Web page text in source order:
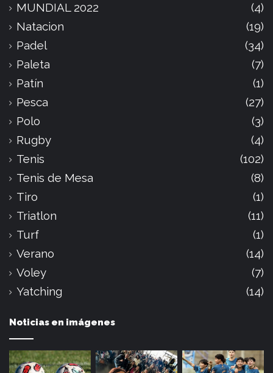
MUNDIAL 2022
(4)
Natacion
(19)
Padel
(34)
Paleta
(7)
Patín
(1)
Pesca
(27)
Polo
(3)
Rugby
(4)
Tenis
(102)
Tenis de Mesa
(8)
Tiro
(1)
Triatlon
(11)
Turf
(1)
Verano
(14)
Voley
(7)
Yatching
(14)
Noticias en imágenes